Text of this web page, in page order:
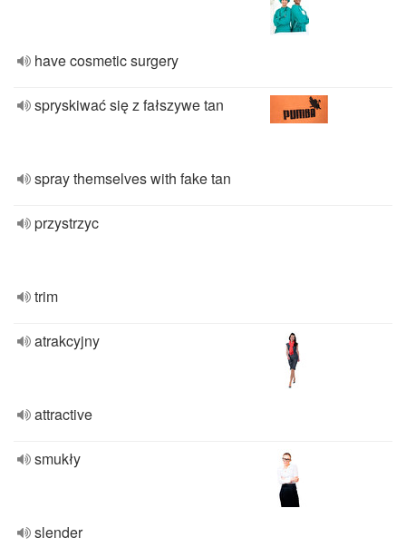
have cosmetic surgery
spryskiwać się z fałszywe tan
spray themselves with fake tan
przystrzyc
trim
atrakcyjny
attractive
smukły
slender